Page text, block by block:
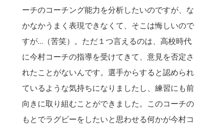
ーチのコーチング能力を分析したいのですが、な
かなかうまく表現できなくて、そこは悔しいので
すが…（苦笑）。ただ１つ言えるのは、高校時代
に今村コーチの指導を受けてきて、意見を否定さ
れたことがないんです。選手からすると認められ
ているような気持ちになりましたし、練習にも前
向きに取り組むことができました。このコーチの
もとでラグビーをしたいと思わせる何かが今村コ